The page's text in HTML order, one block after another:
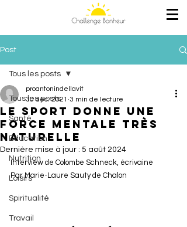
Post
Tous les posts
Santé
Education
Nutrition
Loisirs
Spiritualité
Travail
Tous les posts
Le sport donne une
force mentale très
naturelle
proantonindellavit
30 déc. 2021 3 min de lecture
Dernière mise à jour : 5 août 2024
Interview de Colombe Schneck, écrivaine
Par Marie-Laure Sauty de Chalon